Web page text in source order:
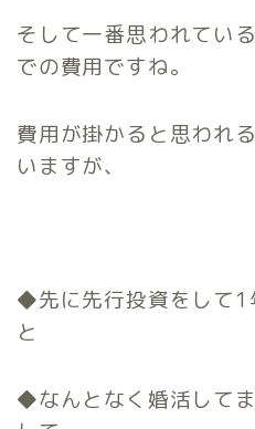
そして一番思われてい
での費用ですね。
費用が掛かると思われ
いますが、
◆先に先行投資をして1
と
◆なんとなく婚活して